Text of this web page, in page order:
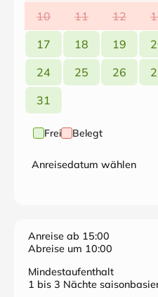
10
11 12
17
18 19
24
25 26
31
Frei Belegt
Anreisedatum wählen
Anreise ab 15:00
Abreise um 10:00
Mindestaufenthalt
1 bis 3 Nächte